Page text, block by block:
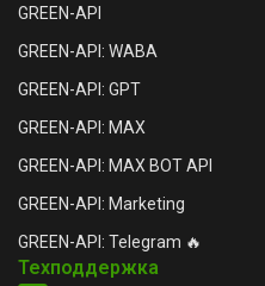
GREEN-API
GREEN-API: WABA
GREEN-API: GPT
GREEN-API: MAX
GREEN-API: MAX BOT API
GREEN-API: Marketing
GREEN-API: Telegram 🔥
Техподдержка